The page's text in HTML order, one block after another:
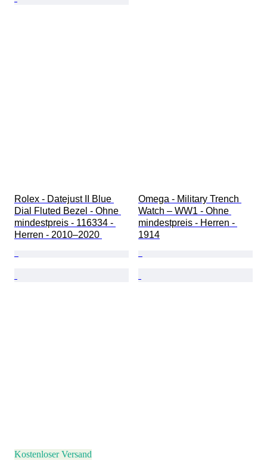
Rolex - Datejust II Blue
Dial Fluted Bezel - Ohne
mindestpreis - 116334 -
Herren - 2010–2020
Omega - Military Trench
Watch – WW1 - Ohne
mindestpreis - Herren -
1914
Kostenloser Versand